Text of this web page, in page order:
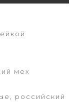
мех
российский